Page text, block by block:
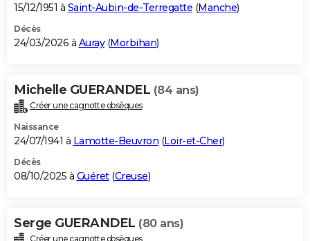
GUIDES D'ACHAT
BONS PLANS
Carte de Noël
Carte Bonne année
Carte Saint-Valentin
Carte Pâques
Carte d'anniversaire
DICTIONNAIRE
Dictionnaire
Biographies
Citations
Expressions
Proverbes
PROGRAMME TV
S'inscrire
Se connecter
Lycées
Collèges
Primaires
Universités
Entreprises
Service militaire
Avis de recherche
AVIS DE DÉCÈS
Bricolage
Lifestyle
Culture
Sport
Auto
Television
Voyage
Cinema
15/12/1951 à Saint-Aubin-de-Terregatte (Manche)
Décès
24/03/2026 à Auray(Morbihan)
Michelle GUERANDEL (84 ans)
Créer une cagnotte obsèques
Naissance
24/07/1941 à Lamotte-Beuvron (Loir-et-Cher)
Décès
08/10/2025 à Guéret(Creuse)
Serge GUERANDEL (80 ans)
Créer une cagnotte obsèques